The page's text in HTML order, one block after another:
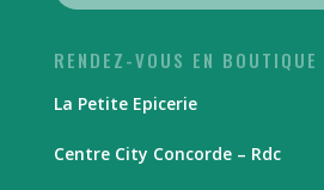
RENDEZ-VOUS EN BOUTIQUE
La Petite Epicerie
Centre City Concorde – Rdc